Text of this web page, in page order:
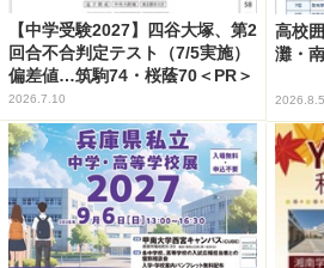
【中学受験2027】四谷大塚、第2
回合不合判定テスト（7/5実施）
偏差値…筑駒74・桜蔭70＜PR＞
2026.7.10
高校
灘・
2026.8.5